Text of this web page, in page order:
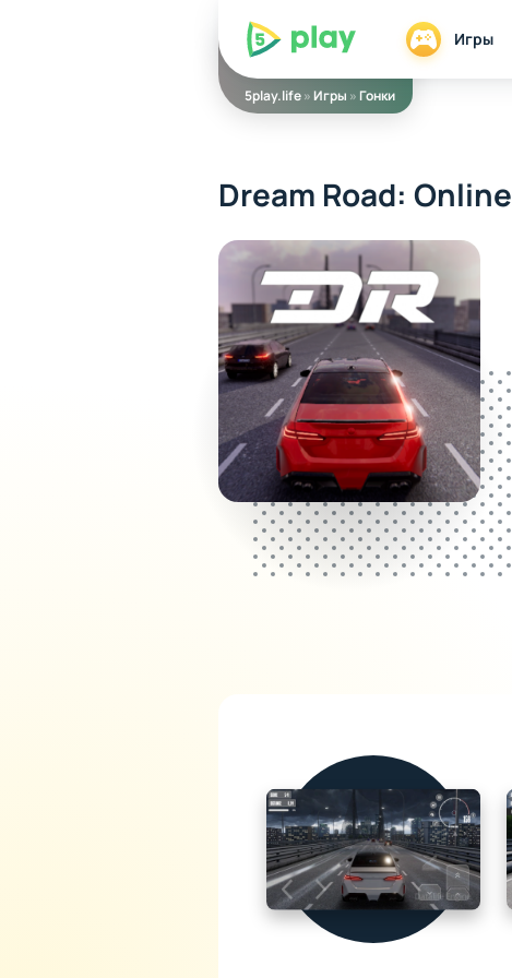
5play Игры
5play.life»Игры »Гонки
Dream Road: Online